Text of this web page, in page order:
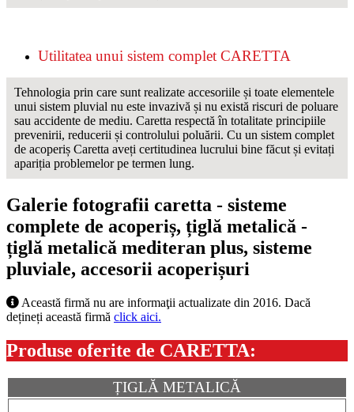
Utilitatea unui sistem complet CARETTA
Tehnologia prin care sunt realizate accesoriile și toate elementele
unui sistem pluvial nu este invazivă și nu există riscuri de poluare
sau accidente de mediu. Caretta respectă în totalitate principiile
prevenirii, reducerii și controlului poluării. Cu un sistem complet
de acoperiș Caretta aveți certitudinea lucrului bine făcut și evitați
apariția problemelor pe termen lung.
Galerie fotografii caretta - sisteme
complete de acoperiș, țiglă metalică -
țiglă metalică mediteran plus, sisteme
pluviale, accesorii acoperișuri
Această firmă nu are informaţii actualizate din 2016. Dacă
dețineți această firmă click aici.
Produse oferite de CARETTA:
ȚIGLĂ METALICĂ